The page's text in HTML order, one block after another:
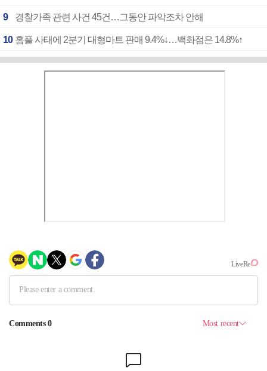
9 경찰가족 관련 사건 45건…그동안 파악조차 안해
10 홈플 사태에 2분기 대형마트 판매 9.4%↓…백화점은 14.8%↑